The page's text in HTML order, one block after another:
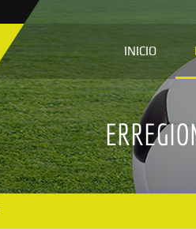
INICIO